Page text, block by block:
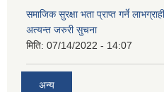
समाजिक सुरक्षा भता प्राप्त गर्ने
अत्यन्त जरुरी सुचना
मिति: 07/14/2022 - 14:07
अन्य